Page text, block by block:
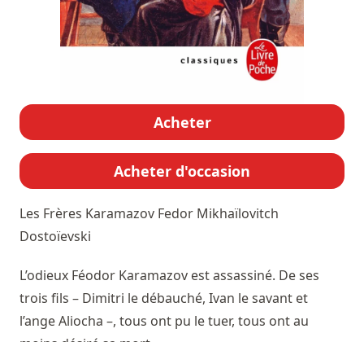
Acheter
Acheter d'occasion
Les Frères Karamazov Fedor Mikhaïlovitch
Dostoïevski
L’odieux Féodor Karamazov est assassiné. De ses
trois fils – Dimitri le débauché, Ivan le savant et
l’ange Aliocha –, tous ont pu le tuer, tous ont au